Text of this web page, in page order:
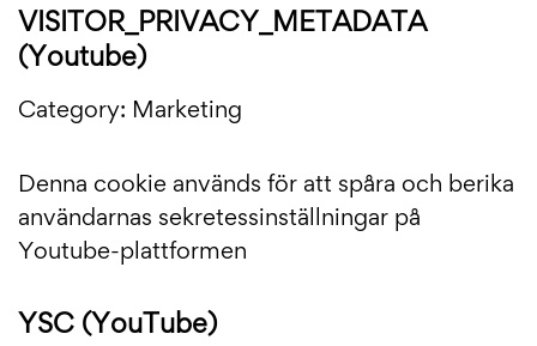
VISITOR_PRIVACY_METADATA
(Youtube)
Category: Marketing
Denna cookie används för att spåra och berika
användarnas sekretessinställningar på
Youtube-plattformen
YSC (YouTube)